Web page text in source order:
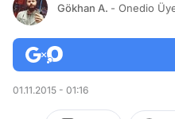
Gökhan A. - Onedio
01.11.2015 - 01:16